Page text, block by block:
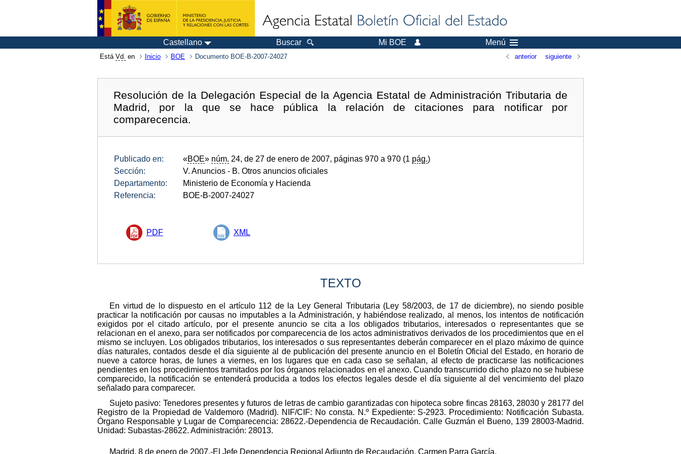
Castellano Buscar Mi BOE Menú
Está Vd. en Inicio BOE Documento BOE-B-2007-24027 anterior siguiente
Resolución de la Delegación Especial de la Agencia Estatal de Administración Tributaria de
Madrid, por la que se hace pública la relación de citaciones para notificar por
comparecencia.
Publicado en: «BOE» núm. 24, de 27 de enero de 2007, páginas 970 a 970 (1 pág.)
Sección:
V. Anuncios - B. Otros anuncios oficiales
Departamento:
Ministerio de Economía y Hacienda
Referencia:
BOE-B-2007-24027
PDF XML
TEXTO
En virtud de lo dispuesto en el artículo 112 de la Ley General Tributaria (Ley 58/2003, de 17 de diciembre), no siendo posible
practicar la notificación por causas no imputables a la Administración, y habiéndose realizado, al menos, los intentos de notificación
exigidos por el citado artículo, por el presente anuncio se cita a los obligados tributarios, interesados o representantes que se
relacionan en el anexo, para ser notificados por comparecencia de los actos administrativos derivados de los procedimientos que en el
mismo se incluyen. Los obligados tributarios, los interesados o sus representantes deberán comparecer en el plazo máximo de quince
días naturales, contados desde el día siguiente al de publicación del presente anuncio en el Boletín Oficial del Estado, en horario de
nueve a catorce horas, de lunes a viernes, en los lugares que en cada caso se señalan, al efecto de practicarse las notificaciones
pendientes en los procedimientos tramitados por los órganos relacionados en el anexo. Cuando transcurrido dicho plazo no se hubiese
comparecido, la notificación se entenderá producida a todos los efectos legales desde el día siguiente al del vencimiento del plazo
señalado para comparecer.
Sujeto pasivo: Tenedores presentes y futuros de letras de cambio garantizadas con hipoteca sobre fincas 28163, 28030 y 28177 del
Registro de la Propiedad de Valdemoro (Madrid). NIF/CIF: No consta. N.º Expediente: S-2923. Procedimiento: Notificación Subasta.
Órgano Responsable y Lugar de Comparecencia: 28622.-Dependencia de Recaudación. Calle Guzmán el Bueno, 139 28003-Madrid.
Unidad: Subastas-28622. Administración: 28013.
Madrid, 8 de enero de 2007.-El Jefe Dependencia Regional Adjunto de Recaudación, Carmen Parra García.